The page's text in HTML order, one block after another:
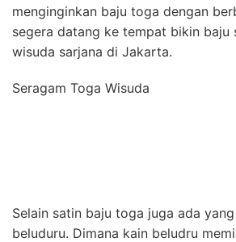
menginginkan baju toga dengan
segera datang ke tempat bikin baju
wisuda sarjana di Jakarta.
Seragam Toga Wisuda
Selain satin baju toga juga ada
beluduru. Dimana kain beludru